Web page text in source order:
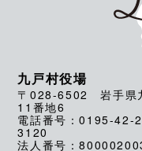
九戸村役場
〒028-6502 岩手県
11番地6
電話番号：0195-
3120
法人番号：